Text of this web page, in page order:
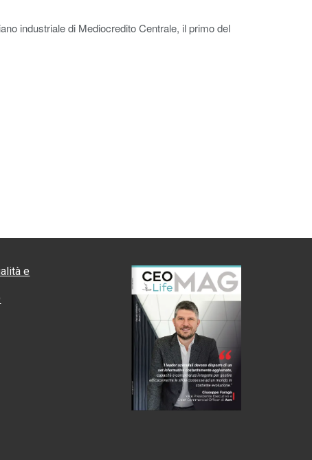
industriale di Mediocredito Centrale, il primo del
e